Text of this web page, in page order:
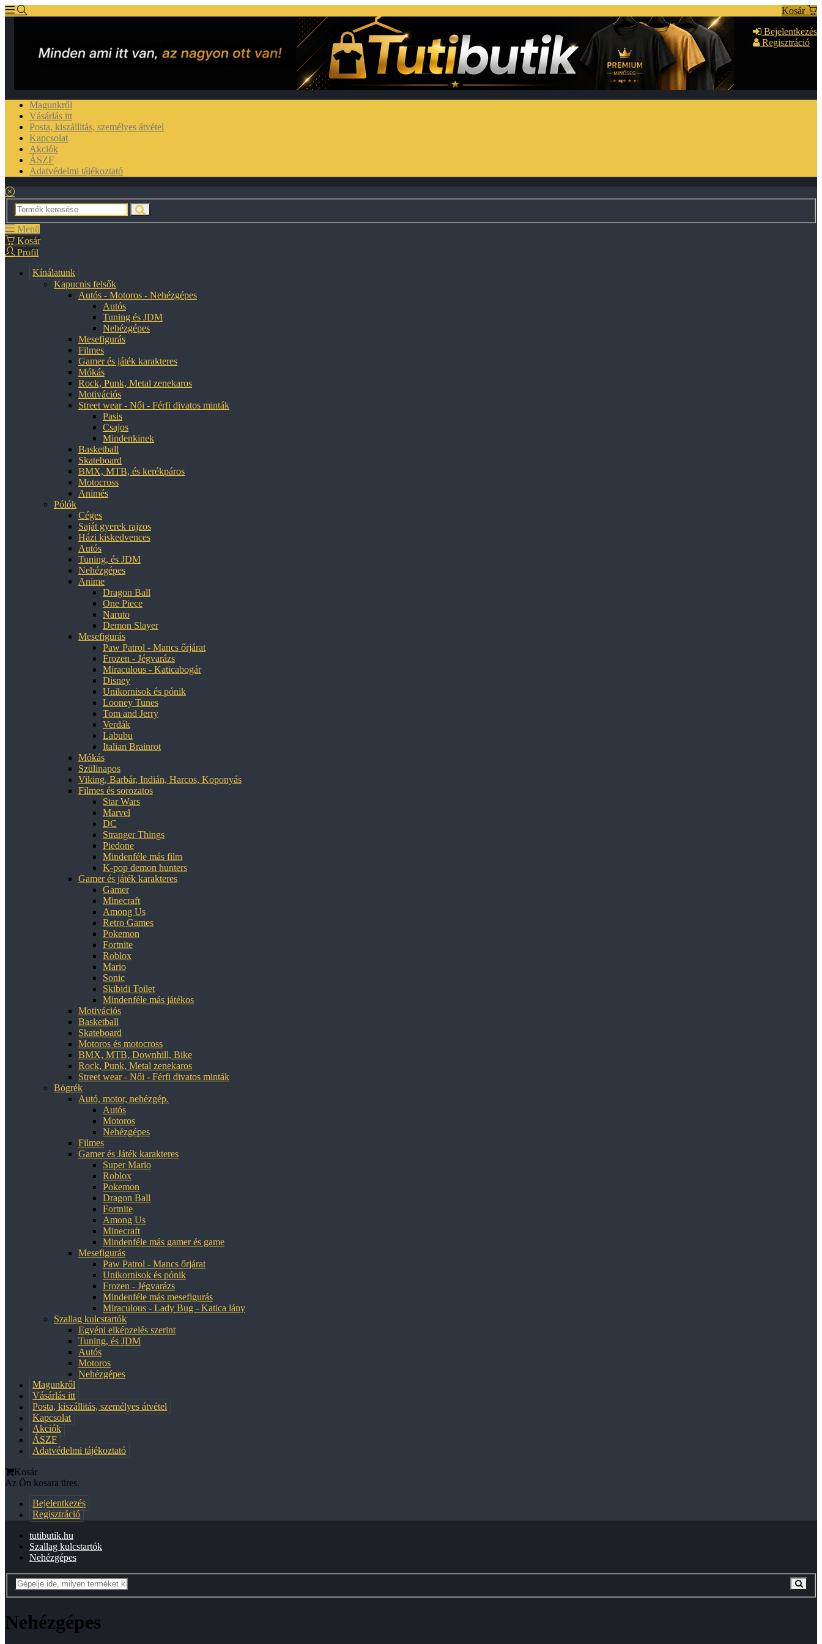
Kosár
Bejelentkezés
Regisztráció
Magunkről
Vásárlás itt
Posta, kiszállitás, személyes átvétel
Kapcsolat
Akciók
ÁSZF
Adatvédelmi tájékoztató
Menü
Kosár
Profil
Kínálatunk
Kapucnis felsők
Autós - Motoros - Nehézgépes
Autós
Tuning és JDM
Nehézgépes
Mesefigurás
Filmes
Gamer és játék karakteres
Mókás
Rock, Punk, Metal zenekaros
Motivációs
Street wear - Női - Férfi divatos minták
Pasis
Csajos
Mindenkinek
Basketball
Skateboard
BMX, MTB, és kerékpáros
Motocross
Animés
Pólók
Céges
Saját gyerek rajzos
Házi kiskedvences
Autós
Tuning, és JDM
Nehézgépes
Anime
Dragon Ball
One Piece
Naruto
Demon Slayer
Mesefigurás
Paw Patrol - Mancs őrjárat
Frozen - Jégvarázs
Miraculous - Katicabogár
Disney
Unikornisok és pónik
Looney Tunes
Tom and Jerry
Verdák
Labubu
Italian Brainrot
Mókás
Szülinapos
Viking, Barbár, Indián, Harcos, Koponyás
Filmes és sorozatos
Star Wars
Marvel
DC
Stranger Things
Piedone
Mindenféle más film
K-pop demon hunters
Gamer és játék karakteres
Gamer
Minecraft
Among Us
Retro Games
Pokemon
Fortnite
Roblox
Mario
Sonic
Skibidi Toilet
Mindenféle más játékos
Motivációs
Basketball
Skateboard
Motoros és motocross
BMX, MTB, Downhill, Bike
Rock, Punk, Metal zenekaros
Street wear - Női - Férfi divatos minták
Bögrék
Autó, motor, nehézgép.
Autós
Motoros
Nehézgépes
Filmes
Gamer és Játék karakteres
Super Mario
Roblox
Pokemon
Dragon Ball
Fortnite
Among Us
Minecraft
Mindenféle más gamer és game
Mesefigurás
Paw Patrol - Mancs őrjárat
Unikornisok és pónik
Frozen - Jégvarázs
Mindenféle más mesefigurás
Miraculous - Lady Bug - Katica lány
Szallag kulcstartók
Egyéni elképzelés szerint
Tuning, és JDM
Autós
Motoros
Nehézgépes
Magunkről
Vásárlás itt
Posta, kiszállitás, személyes átvétel
Kapcsolat
Akciók
ÁSZF
Adatvédelmi tájékoztató
Kosár
Az Ön kosara üres.
Bejelentkezés
Regisztráció
tutibutik.hu
Szallag kulcstartók
Nehézgépes
Nehézgépes